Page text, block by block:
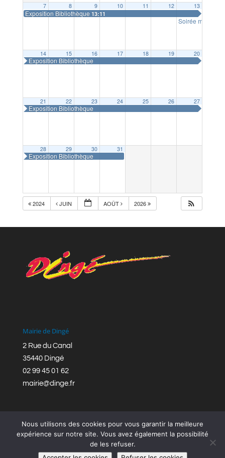
7
Exposition Bibliothèque 13:11
8 9 10 11 12 13
Soirée moules-
14
Exposition Bibliothèque
15 16 17 18 19 20
21
Exposition Bibliothèque
22 23 24 25 26 27
28
Exposition Bibliothèque
29 30 31
2024 JUIN AOÛT 2026
Mairie de Dingé
2 Rue du Canal
35440 Dingé
02 99 45 01 62
mairie@dinge.fr
Réalisation © Mairie de Dingé,Bretagne Romantique
Nous utilisons des cookies pour vous garantir la meilleure
expérience sur notre site. Vous avez également la possibilité
de les refuser.